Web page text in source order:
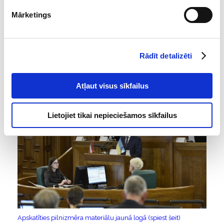
Mārketings
Rādīt detalizēti
Atļaut visus sīkfailus
Lietojiet tikai nepieciešamos sīkfailus
runāt par izaicinājumiem izglītības un vides ilgtspējas jomā. Tā
laika kontekstā bija būtiski runāt arī par revīzijām, kuras veiktas,
Apskatīties pilnizmēra materiālu jaunā logā (spiest šeit)